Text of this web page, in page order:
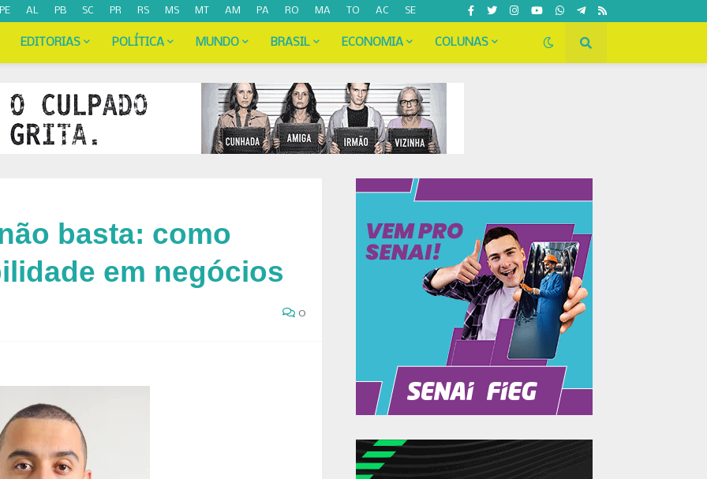
AL PB SC PR RS MS MT AM PA RO MA TO AC SE
EDITORIAS POLÍTICA MUNDO BRASIL ECONOMIA COLUNAS
basta: como
em negócios
0